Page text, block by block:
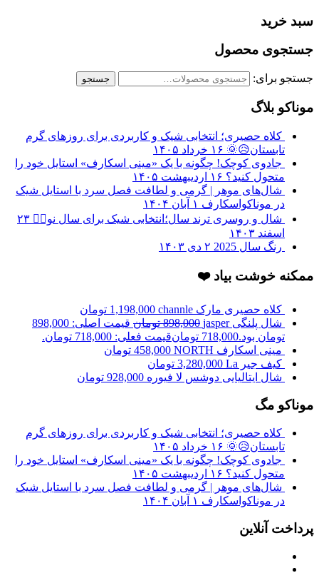
سبد خرید
جستجوی محصول
جستجو برای: جستجو
موناکو بلاگ
کلاه حصیری؛ انتخابی شیک و کاربردی برای روزهای گرم
تابستان😥🌞 ۱۶ خرداد ۱۴۰۵
جادوی کوچک! چگونه با یک «مینی اسکارف» استایل خود را
متحول کنید؟ ۱۶ اردیبهشت ۱۴۰۵
شال‌های موهر | گرمی و لطافت فصل سرد با استایل شیک
در موناکواسکارف ۱ آبان ۱۴۰۴
شال و روسری ترند سال؛انتخابی شیک برای سال نو❤️‍🔥 ۲۳
اسفند ۱۴۰۳
رنگ سال 2025
۲ دی ۱۴۰۳
ممکنه خوشت بیاد ❤️
کلاه حصیری مارک channle 1,198,000 تومان
شال پلنگی jasper
898,000 تومان
قیمت اصلی: 898,000
تومان بود.718,000 تومانقیمت فعلی: 718,000 تومان.
مینی اسکارف NORTH
458,000 تومان
کیف جیر La
3,280,000 تومان
شال ایتالیایی دوشس لا فیوره 928,000 تومان
موناکو مگ
کلاه حصیری؛ انتخابی شیک و کاربردی برای روزهای گرم
تابستان😥🌞 ۱۶ خرداد ۱۴۰۵
جادوی کوچک! چگونه با یک «مینی اسکارف» استایل خود را
متحول کنید؟ ۱۶ اردیبهشت ۱۴۰۵
شال‌های موهر | گرمی و لطافت فصل سرد با استایل شیک
در موناکواسکارف ۱ آبان ۱۴۰۴
پرداخت آنلاین